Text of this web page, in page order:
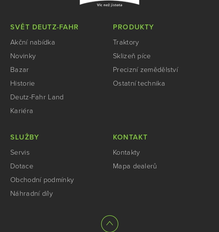
SVĚT DEUTZ-FAHR
Akční nabídka
Novinky
Bazar
Historie
Deutz-Fahr Land
Kariéra
PRODUKTY
Traktory
Sklizeň píce
Precizní zemědělství
Ostatní technika
SLUŽBY
Servis
Dotace
Obchodní podmínky
Náhradní díly
KONTAKT
Kontakty
Mapa dealerů